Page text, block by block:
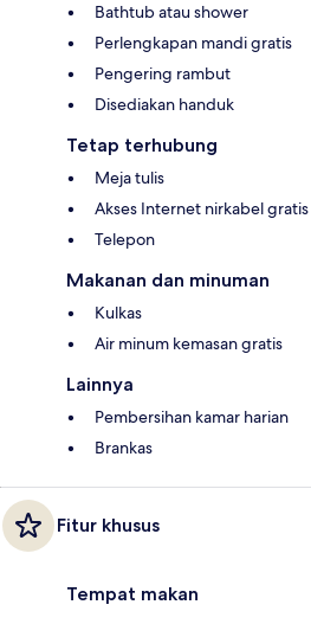
Bathtub atau shower
Perlengkapan mandi gratis
Pengering rambut
Disediakan handuk
Tetap terhubung
Meja tulis
Akses Internet nirkabel gratis
Telepon
Makanan dan minuman
Kulkas
Air minum kemasan gratis
Lainnya
Pembersihan kamar harian
Brankas
Fitur khusus
Tempat makan